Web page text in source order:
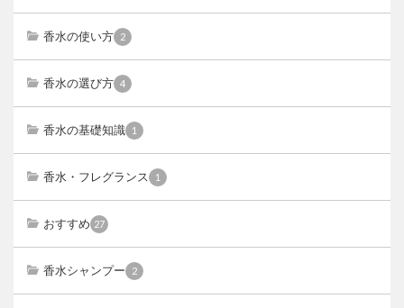
香水の使い方 2
香水の選び方 4
香水の基礎知識 1
香水・フレグランス 1
おすすめ 27
香水シャンプー 2